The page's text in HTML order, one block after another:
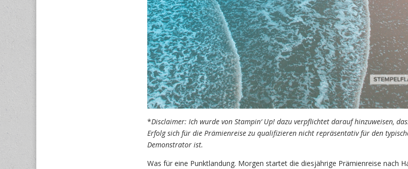
*Disclaimer: Ich wurde von Stampin‘ Up! dazu verpflichtet darauf hinzuweisen,
Erfolg sich für die Prämienreise zu qualifizieren nicht repräsentativ für den
Demonstrator ist.
Was für eine Punktlandung. Morgen startet die diesjährige Prämienreise nach